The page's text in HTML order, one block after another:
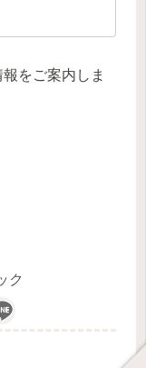
をご案内しま
ク